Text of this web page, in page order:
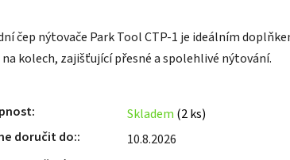
čep nýtovače Park Tool CTP-1 je ideálním
kolech, zajišťující přesné a spolehlivé nýtování.
Skladem (2 ks)
doručit do:
10.8.2026